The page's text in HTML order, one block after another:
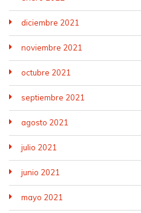
diciembre 2021
noviembre 2021
octubre 2021
septiembre 2021
agosto 2021
julio 2021
junio 2021
mayo 2021